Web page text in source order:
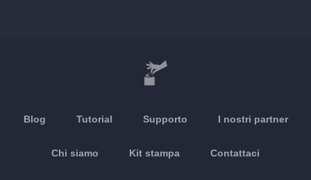
Blog Tutorial Supporto I nostri partner
Chi siamo Kit stampa Contattaci